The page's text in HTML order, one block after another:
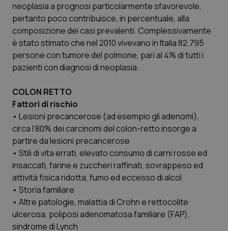
neoplasia a prognosi particolarmente sfavorevole,
pertanto poco contribuisce, in percentuale, alla
composizione dei casi prevalenti. Complessivamente
è stato stimato che nel 2010 vivevano in Italia 82.795
persone con tumore del polmone, pari al 4% di tutti i
pazienti con diagnosi di neoplasia.
COLON RETTO
Fattori di rischio
• Lesioni precancerose (ad esempio gli adenomi),
circa l’80% dei carcinomi del colon-retto insorge a
partire da lesioni precancerose
• Stili di vita errati, elevato consumo di carni rosse ed
insaccati, farine e zuccheri raffinati, sovrappeso ed
attività fisica ridotta, fumo ed eccesso di alcol
• Storia familiare
• Altre patologie, malattia di Crohn e rettocolite
ulcerosa, poliposi adenomatosa familiare (FAP),
sindrome di Lynch